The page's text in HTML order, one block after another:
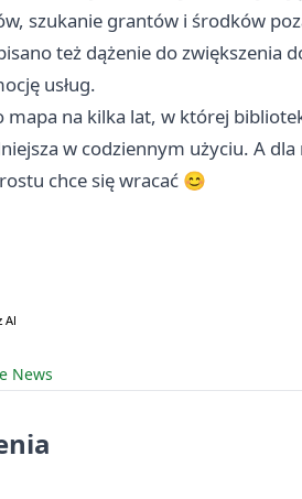
szukanie grantów i środków
też dążenie do zwiększenia
usług.
mapa na kilka lat, w której
w codziennym użyciu. A
chce się wracać 😊
News